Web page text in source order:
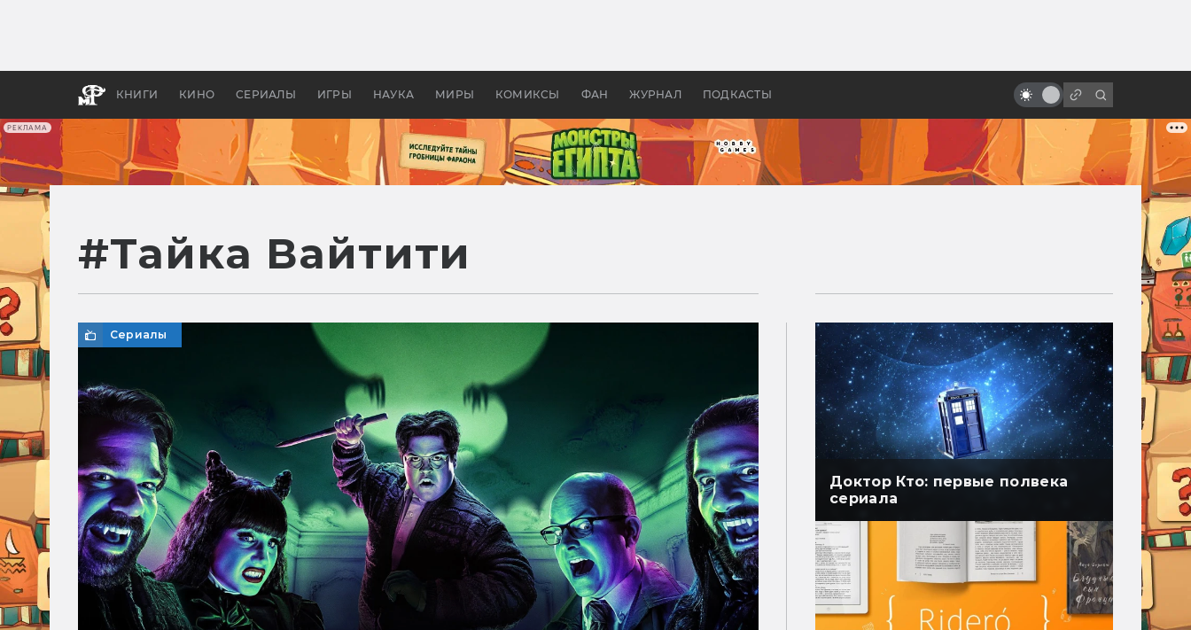
РЕКЛАМА
КНИГИ КИНО СЕРИАЛЫ ИГРЫ НАУКА МИРЫ КОМИКСЫ ФАН ЖУРНАЛ ПОДКАСТЫ
апокалипсис, в России —
бы «Властелина колец»
опасных связях
#Тайка Вайтити
Сериалы
Доктор Кто: первые полвека
сериала